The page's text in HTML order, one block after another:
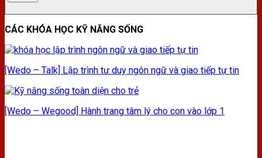
CÁC KHÓA HỌC KỸ NĂNG SỐNG
[Wedo – Talk] Lập trình tư duy ngôn ngữ và giao tiếp tự tin
[Wedo – Wegood] Hành trang tâm lý cho con vào lớp 1